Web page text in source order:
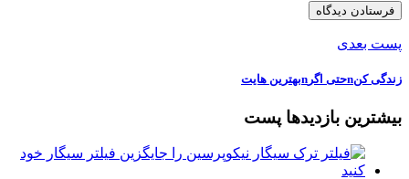
پست بعدی
زندگی کنnحتی اگرnبهترین هایت
بیشترین بازدیدها پست